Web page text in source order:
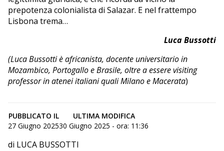
prepotenza colonialista di Salazar. E nel frattempo
Lisbona trema…
Luca Bussotti
(Luca Bussotti è africanista, docente universitario in
Mozambico, Portogallo e Brasile, oltre a essere visiting
professor in atenei italiani quali Milano e Macerata)
PUBBLICATO IL
27 Giugno 2025
ULTIMA MODIFICA
30 Giugno 2025 - ora: 11:36
di LUCA BUSSOTTI